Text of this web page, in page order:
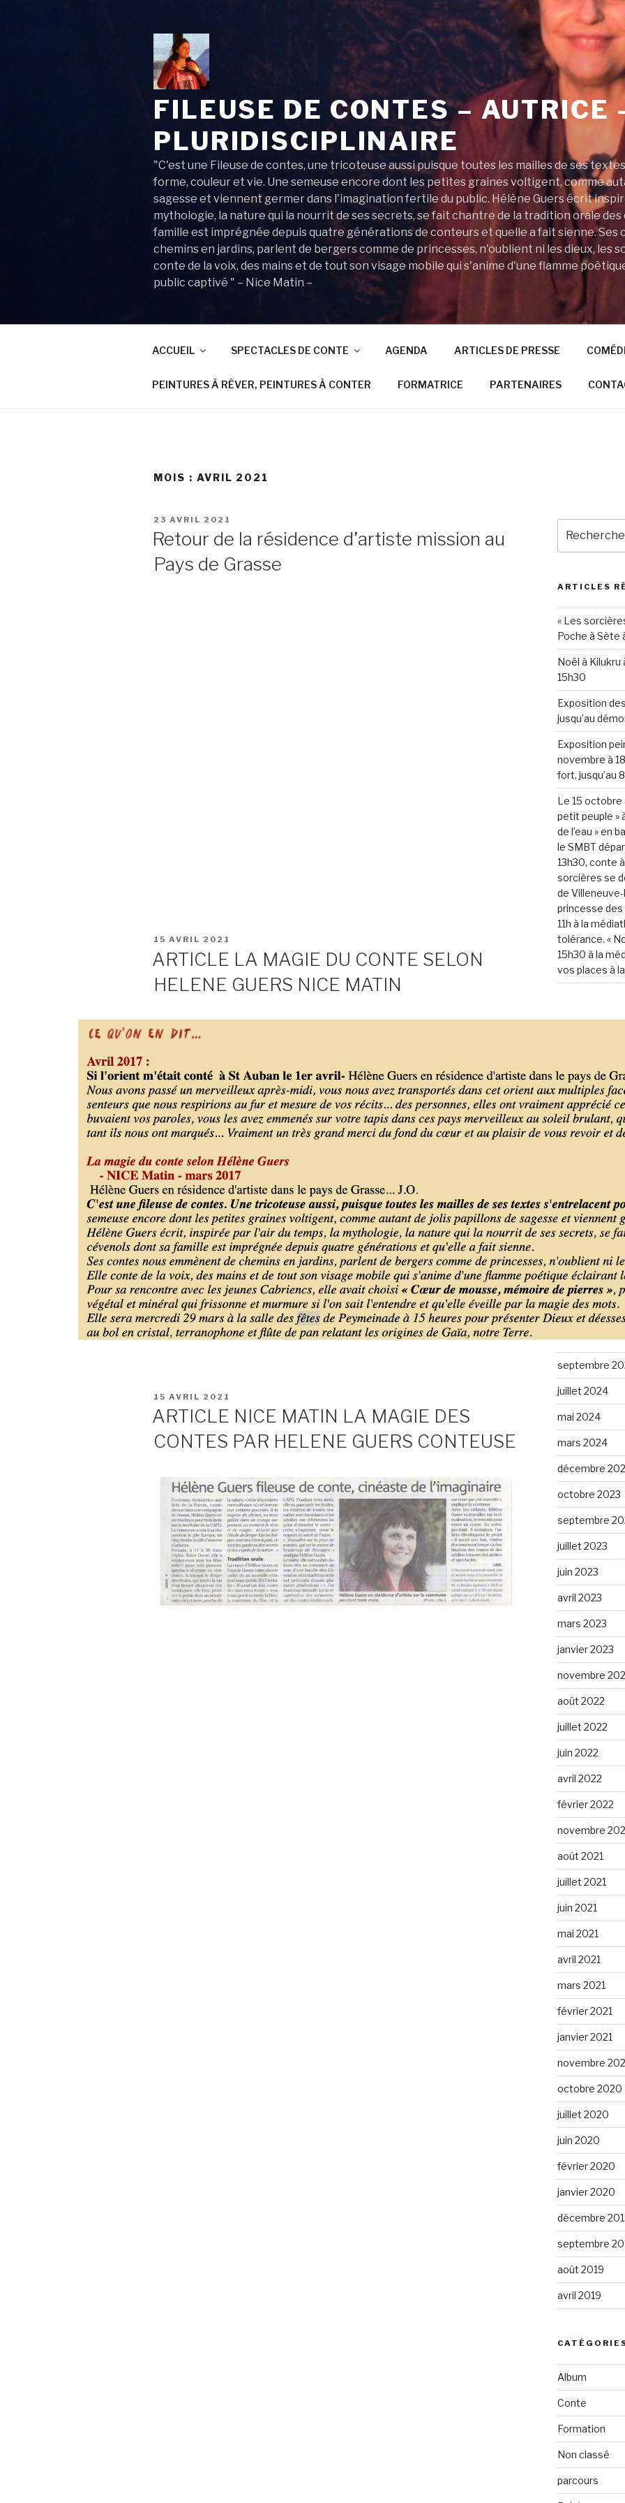
FILEUSE DE CONTES – AUTRICE
PLURIDISCIPLINAIRE
"C'est une Fileuse de contes, une tricoteuse aussi puisque toutes les mailles de ses
forme, couleur et vie. Une semeuse encore dont les petites graines voltigent, comme
sagesse et viennent germer dans l'imagination fertile du public. Hélène Guers écrit
mythologie, la nature qui la nourrit de ses secrets, se fait chantre de la tradition orale
famille est imprégnée depuis quatre générations de conteurs et quelle a fait sienne. Ses
chemins en jardins, parlent de bergers comme de princesses, n'oublient ni les dieux, les
conte de la voix, des mains et de tout son visage mobile qui s'anime d'une flamme
public captivé " – Nice Matin –
ACCUEIL SPECTACLES DE CONTE AGENDA ARTICLES DE PRESSE
PEINTURES À RÊVER, PEINTURES À CONTER FORMATRICE PARTENAIRES
MOIS : AVRIL 2021
23 AVRIL 2021
Retour de la résidence d’artiste mission au
Pays de Grasse
15 AVRIL 2021
ARTICLE LA MAGIE DU CONTE SELON
HELENE GUERS NICE MATIN
15 AVRIL 2021
ARTICLE NICE MATIN LA MAGIE DES
CONTES PAR HELENE GUERS CONTEUSE
ARTICLES
« Les
Poche à Sète
Noël à Kilukru
15h30
Exposition
jusqu’au
Exposition
novembre à
fort, jusqu’au
Le 15 octobre
petit peuple »
de l’eau » en
le SMBT
13h30, conte
sorcières se
de
princesse des
11h à la
tolérance. «
15h30 à la
vos places à
ARCHIVES
mars 2026
décembre
août 2025
juillet 2025
mai 2025
mars 2025
décembre
novembre
septembre
juillet 2024
mai 2024
mars 2024
décembre
octobre 2023
septembre
juillet 2023
juin 2023
avril 2023
mars 2023
janvier 2023
novembre
août 2022
juillet 2022
juin 2022
avril 2022
février 2022
novembre
août 2021
juillet 2021
juin 2021
mai 2021
avril 2021
mars 2021
février 2021
janvier 2021
novembre
octobre 2020
juillet 2020
juin 2020
février 2020
janvier 2020
décembre
septembre
août 2019
avril 2019
Album
Conte
Formation
Non classé
parcours